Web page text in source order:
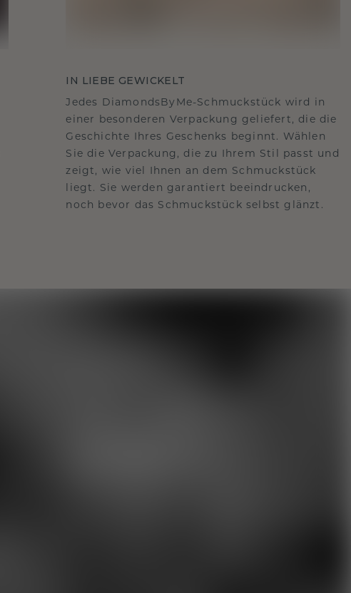
IN LIEBE GEWICKELT
Jedes DiamondsByMe-Schmuckstück wird in
einer besonderen Verpackung geliefert, die die
Geschichte Ihres Geschenks beginnt. Wählen
Sie die Verpackung, die zu Ihrem Stil passt und
zeigt, wie viel Ihnen an dem Schmuckstück
liegt. Sie werden garantiert beeindrucken,
noch bevor das Schmuckstück selbst glänzt.